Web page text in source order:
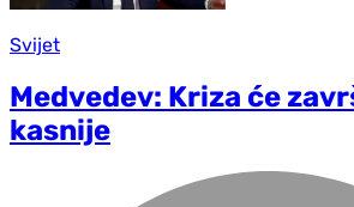
Svijet
Medvedev: Kriza će
kasnije